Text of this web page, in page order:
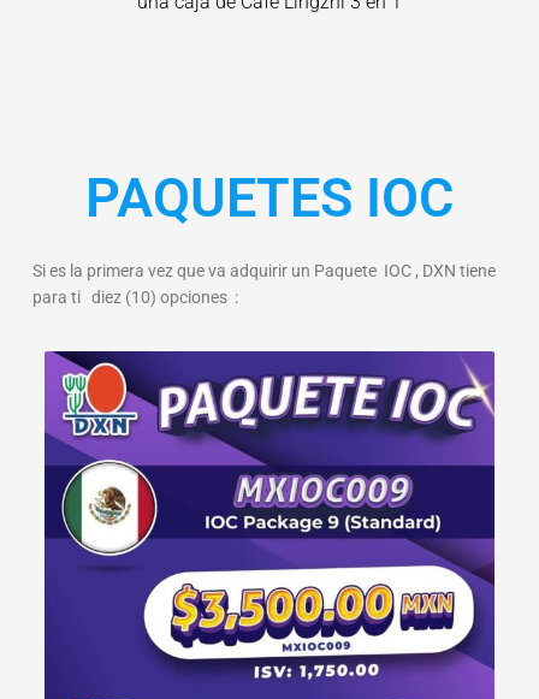
PAQUETES IOC
Si es la primera vez que va adquirir un Paquete IOC , DXN tiene
para ti diez (10) opciones :